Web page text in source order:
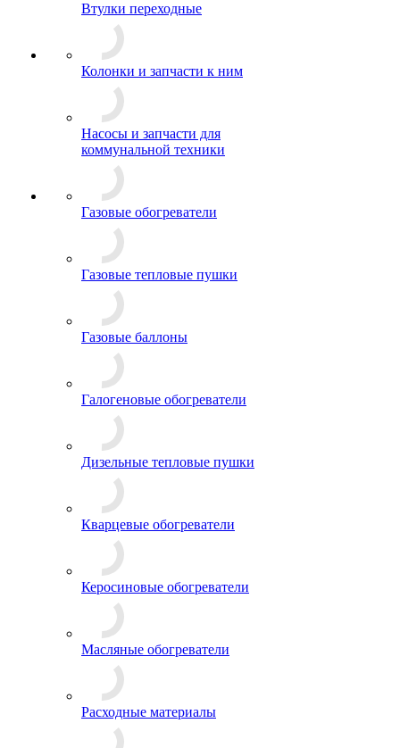
Втулки переходные
Колонки и запчасти к ним
Насосы и запчасти для
коммунальной техники
Газовые обогреватели
Газовые тепловые пушки
Газовые баллоны
Галогеновые обогреватели
Дизельные тепловые пушки
Кварцевые обогреватели
Керосиновые обогреватели
Масляные обогреватели
Расходные материалы